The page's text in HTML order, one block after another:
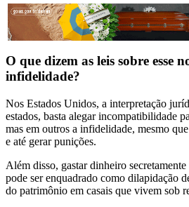
O que dizem as leis sobre esse
infidelidade?
Nos Estados Unidos, a interpretação
estados, basta alegar incompatibilidade
mas em outros a infidelidade, mesmo
e até gerar punições.
Além disso, gastar dinheiro
pode ser enquadrado como dilapidação
do patrimônio em casais que vivem sob